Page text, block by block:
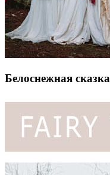
Белоснежная сказка